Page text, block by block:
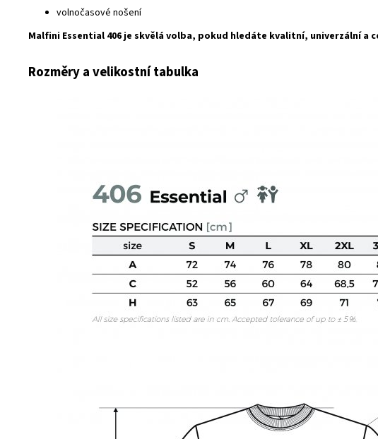
volnočasové nošení
Malfini Essential 406 je skvělá volba, pokud hledáte kvalitní, univerzální
Rozměry a velikostní tabulka